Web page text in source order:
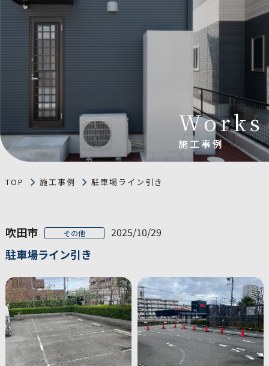
Works
施工事例
TOP 施工事例 駐車場ライン引き
吹田市 その他 2025/10/29
駐車場ライン引き